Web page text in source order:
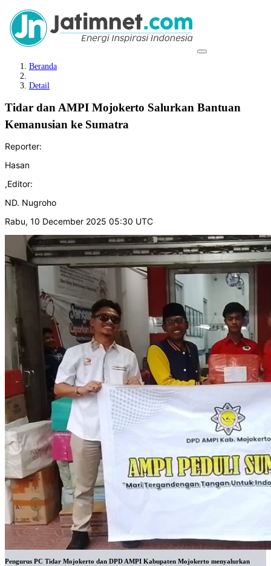
Beranda
Detail
Tidar dan AMPI Mojokerto Salurkan Bantuan
Kemanusian ke Sumatra
Reporter:
Hasan
,Editor:
ND. Nugroho
Rabu, 10 December 2025 05:30 UTC
Pengurus PC Tidar Mojokerto dan DPD AMPI Kabupaten Mojokerto menyalurkan